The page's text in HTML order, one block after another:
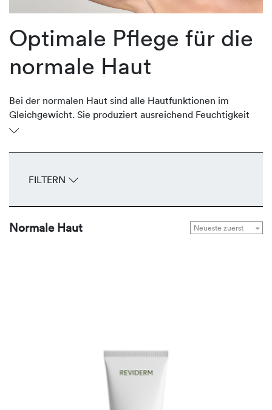
Optimale Pflege für die
normale Haut
Bei der normalen Haut sind alle Hautfunktionen im
Gleichgewicht. Sie produziert ausreichend Feuchtigkeit
und schützende Lipide, ist geschmeidig und glatt. Sie ist
feine Poren. Das gesamte Erscheinungsbild wirkt
REVIDERM Seren, Fluids, Cremes und Masken zur
FILTERN
Normale Haut